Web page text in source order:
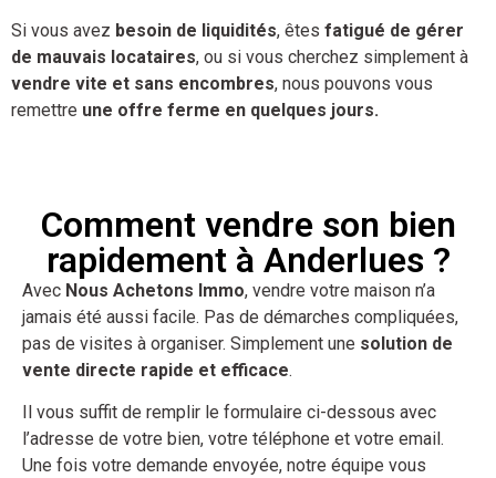
Si vous avez besoin de liquidités, êtes fatigué de gérer
de mauvais locataires, ou si vous cherchez simplement à
vendre vite et sans encombres, nous pouvons vous
remettre une offre ferme en quelques jours.
Comment vendre son bien
rapidement à Anderlues ?
Avec Nous Achetons Immo, vendre votre maison n’a
jamais été aussi facile. Pas de démarches compliquées,
pas de visites à organiser. Simplement une solution de
vente directe rapide et efficace.
Il vous suffit de remplir le formulaire ci-dessous avec
l’adresse de votre bien, votre téléphone et votre email.
Une fois votre demande envoyée, notre équipe vous